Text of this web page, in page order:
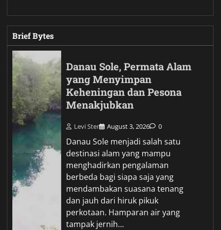
Brief Bytes
Danau Sole, Permata Alam
yang Menyimpan
Keheningan dan Pesona
Menakjubkan
Levi Ster August 3, 2026 0
Danau Sole menjadi salah satu
destinasi alam yang mampu
menghadirkan pengalaman
berbeda bagi siapa saja yang
mendambakan suasana tenang
dan jauh dari hiruk pikuk
perkotaan. Hamparan air yang
tampak jernih…